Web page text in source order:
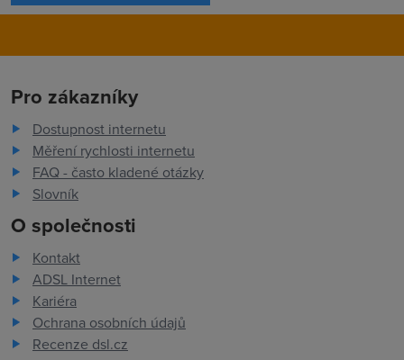
Pro zákazníky
Dostupnost internetu
Měření rychlosti internetu
FAQ - často kladené otázky
Slovník
O společnosti
Kontakt
ADSL Internet
Kariéra
Ochrana osobních údajů
Recenze dsl.cz